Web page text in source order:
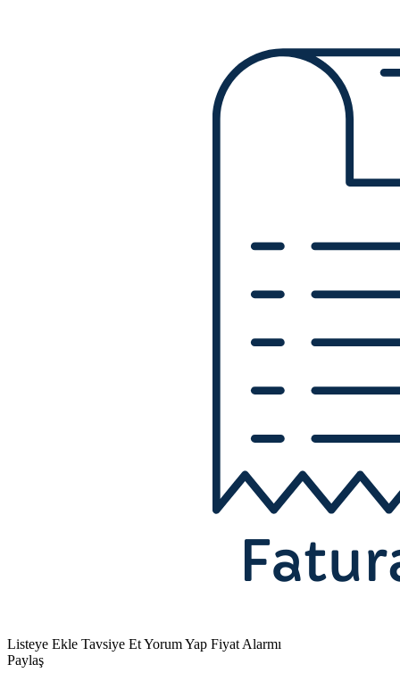
Listeye Ekle Tavsiye EtYorum Yap Fiyat Alarmı
Paylaş